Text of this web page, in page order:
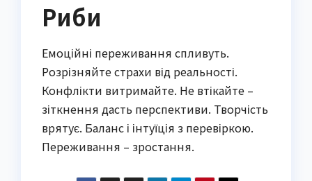
Риби
Емоційні переживання спливуть.
Розрізняйте страхи від реальності.
Конфлікти витримайте. Не втікайте –
зіткнення дасть перспективи. Творчість
врятує. Баланс і інтуїція з перевіркою.
Переживання – зростання.